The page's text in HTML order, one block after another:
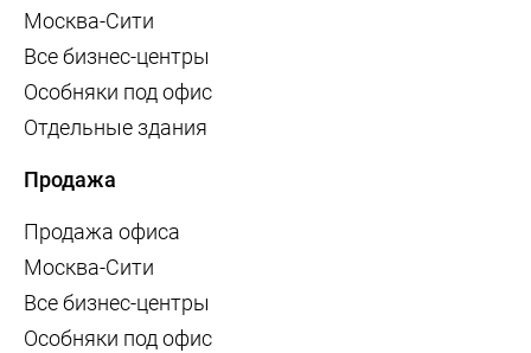
Москва-Сити
Все бизнес-центры
Особняки под офис
Отдельные здания
Продажа
Продажа офиса
Москва-Сити
Все бизнес-центры
Особняки под офис